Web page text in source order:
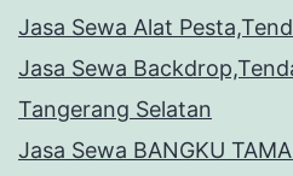
Jasa Sewa Alat
Jasa Sewa
Tangerang Selatan
Jasa Sewa BANGKU